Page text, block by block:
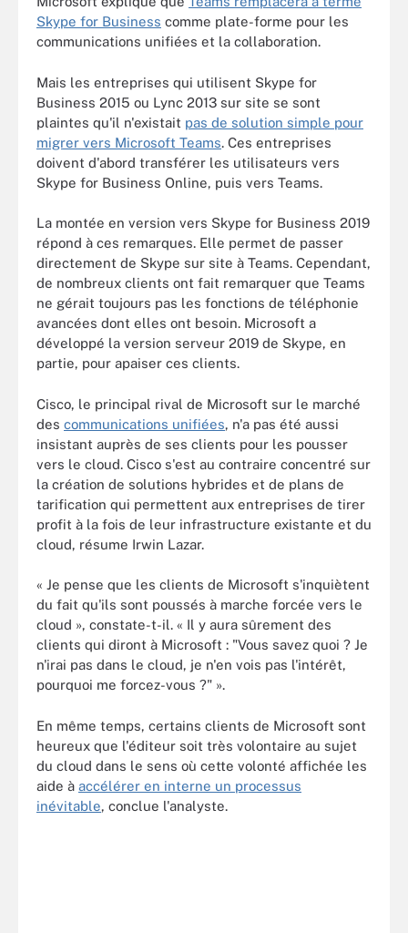
Skype for Business comme plate-forme pour les
communications unifiées et la collaboration.
Mais les entreprises qui utilisent Skype for
Business 2015 ou Lync 2013 sur site se sont
plaintes qu'il n'existait pas de solution simple pour
migrer vers Microsoft Teams. Ces entreprises
doivent d'abord transférer les utilisateurs vers
Skype for Business Online, puis vers Teams.
La montée en version vers Skype for Business 2019
répond à ces remarques. Elle permet de passer
directement de Skype sur site à Teams. Cependant,
de nombreux clients ont fait remarquer que Teams
ne gérait toujours pas les fonctions de téléphonie
avancées dont elles ont besoin. Microsoft a
développé la version serveur 2019 de Skype, en
partie, pour apaiser ces clients.
Cisco, le principal rival de Microsoft sur le marché
des communications unifiées, n'a pas été aussi
insistant auprès de ses clients pour les pousser
vers le cloud. Cisco s'est au contraire concentré sur
la création de solutions hybrides et de plans de
tarification qui permettent aux entreprises de tirer
profit à la fois de leur infrastructure existante et du
cloud, résume Irwin Lazar.
« Je pense que les clients de Microsoft s'inquiètent
du fait qu'ils sont poussés à marche forcée vers le
cloud », constate-t-il. « Il y aura sûrement des
clients qui diront à Microsoft : "Vous savez quoi ? Je
n'irai pas dans le cloud, je n'en vois pas l'intérêt,
pourquoi me forcez-vous ?" ».
En même temps, certains clients de Microsoft sont
heureux que l'éditeur soit très volontaire au sujet
du cloud dans le sens où cette volonté affichée les
aide à accélérer en interne un processus
inévitable, conclue l'analyste.